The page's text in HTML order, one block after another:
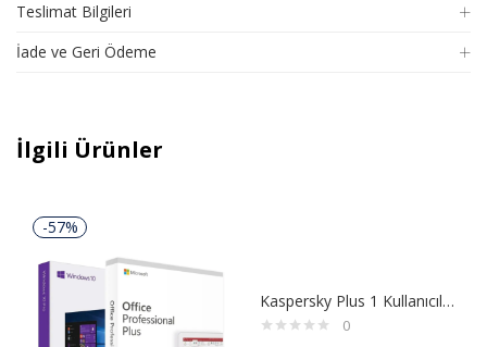
Teslimat Bilgileri
İade ve Geri Ödeme
İlgili Ürünler
-57%
Kaspersky Plus 1 Kullanıcılı 1 Yıllık Sınırsız Vpn Esd ile
0